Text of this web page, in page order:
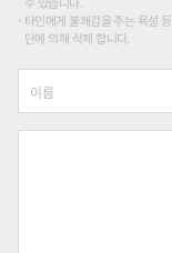
타인에게 불쾌감을 주는 욕설
단에 의해 삭제 합니다.